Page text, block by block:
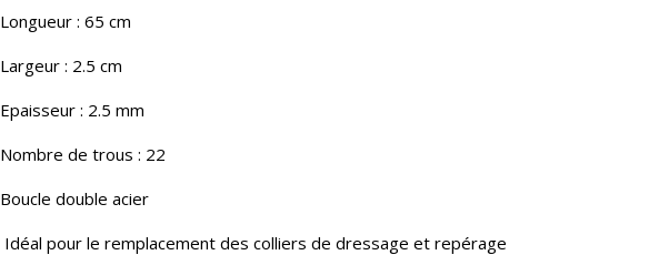
Longueur : 65 cm
Largeur : 2.5 cm
Epaisseur : 2.5 mm
Nombre de trous : 22
Boucle double acier
Idéal pour le remplacement des colliers de dressage et repérage